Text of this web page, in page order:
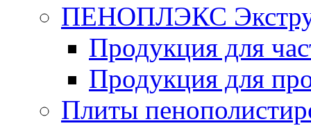
ПЕНОПЛЭКС
Продукция для
Продукция для
Плиты